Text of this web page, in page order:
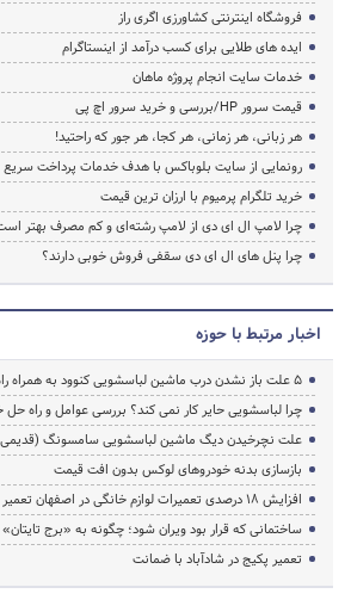
فروشگاه اینترنتی کشاورزی اگری راز
ایده های طلایی برای کسب درآمد از اینستاگرام
خدمات سایت انجام پروژه ماهان
قیمت سرور HP/بررسی و خرید سرور اچ پی
هر زبانی، هر زمانی، هر کجا، هر جور که راحتید!
رونمایی از سایت بلوباکس با هدف خدمات پرداخت سریع
خرید تلگرام پرمیوم با ارزان ترین قیمت
چرا لامپ ال ای دی از لامپ رشته‌ای و کم مصرف بهتر
چرا پنل های ال ای دی سقفی فروش خوبی دارند؟
اخبار مرتبط با حوزه
5 علت باز نشدن درب ماشین لباسشویی کنوود به همراه راه حل
چرا لباسشویی حایر کار نمی کند؟ بررسی عوامل و راه حل
علت نچرخیدن دیگ ماشین لباسشویی سامسونگ (قدیمی
بازسازی بدنه خودروهای لوکس بدون افت قیمت
افزایش ۱۸ درصدی تعمیرات لوازم خانگی در اصفهان تعمیر
ساختمانی که قرار بود ویران شود؛ چگونه به «برج
تعمیر پکیج در شادآباد با ضمانت